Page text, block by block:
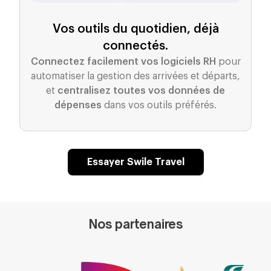
Vos outils du quotidien, déjà
connectés.
Connectez facilement vos logiciels RH pour
automatiser la gestion des arrivées et départs,
et centralisez toutes vos données de
dépenses dans vos outils préférés.
Essayer Swile Travel
Nos partenaires